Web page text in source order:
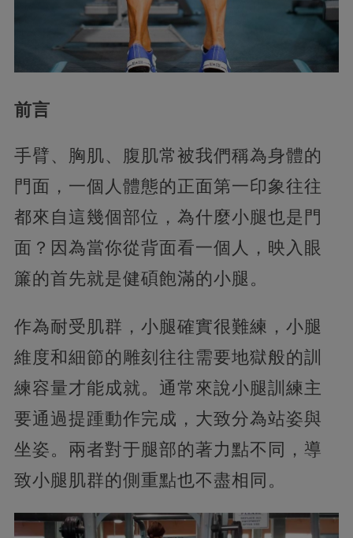
前言
手臂、胸肌、腹肌常被我們稱為身體的
門面，一個人體態的正面第一印象往往
都來自這幾個部位，為什麼小腿也是門
面？因為當你從背面看一個人，映入眼
簾的首先就是健碩飽滿的小腿。
作為耐受肌群，小腿確實很難練，小腿
維度和細節的雕刻往往需要地獄般的訓
練容量才能成就。通常來說小腿訓練主
要通過提踵動作完成，大致分為站姿與
坐姿。兩者對于腿部的著力點不同，導
致小腿肌群的側重點也不盡相同。